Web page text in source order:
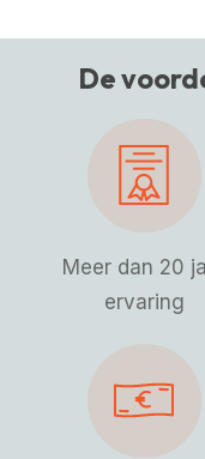
De
Meer dan 20
ervaring